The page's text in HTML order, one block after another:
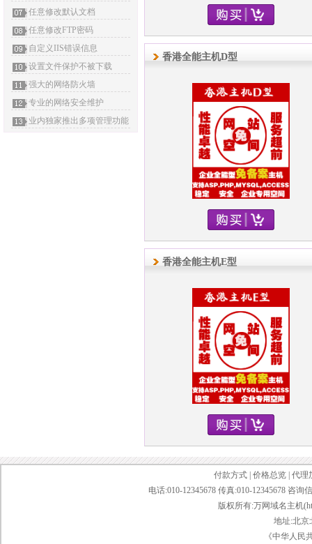
任意修改默认文档
任意修改FTP密码
自定义IIS错误信息
设置文件保护不被下载
强大的网络防火墙
专业的网络安全维护
业内独家推出多项管理功能
香港全能主机D型
香港全能主机E型
付款方式 价格总览 代理
电话:010-12345678 传真:010-12345678 咨询
版权所有:万网域名主机
地址:北京
《中华人民